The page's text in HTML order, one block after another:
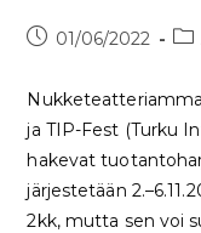
01/06/2022
ja TIP-Fest (Turku
hakevat
järjestetään
2kk, mutta sen voi